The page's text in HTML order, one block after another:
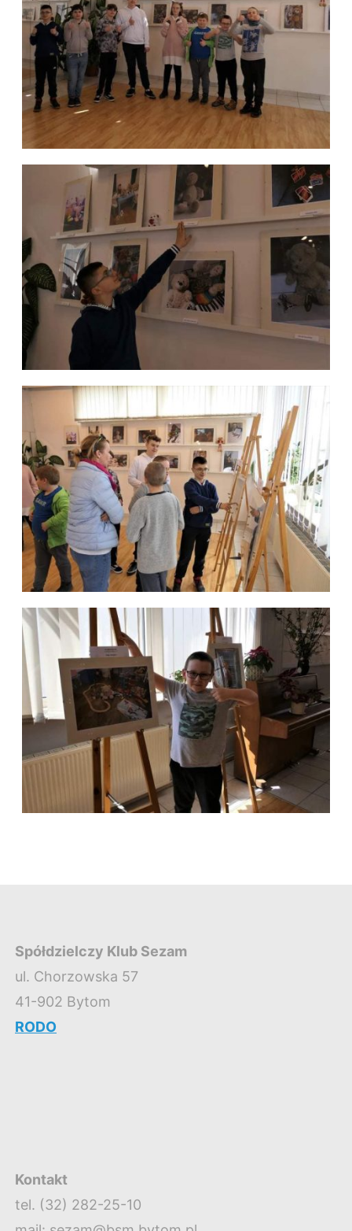
Spółdzielczy Klub Sezam
ul. Chorzowska 57
41-902 Bytom
RODO
Kontakt
tel. (32) 282-25-10